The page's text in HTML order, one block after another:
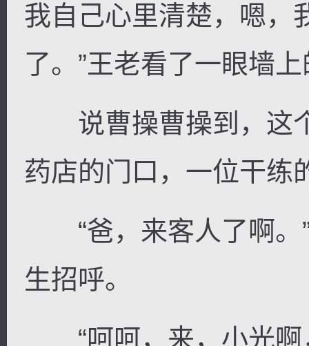
我自己心里清楚，嗯，
了。”王老看了一眼墙
说曹操曹操到，这
药店的门口，一位干练
“爸，来客人了啊。”
生招呼。
“呵呵，来，小光啊